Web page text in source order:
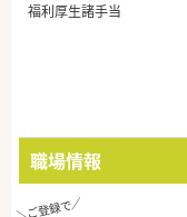
福利厚生諸手当
職場情報